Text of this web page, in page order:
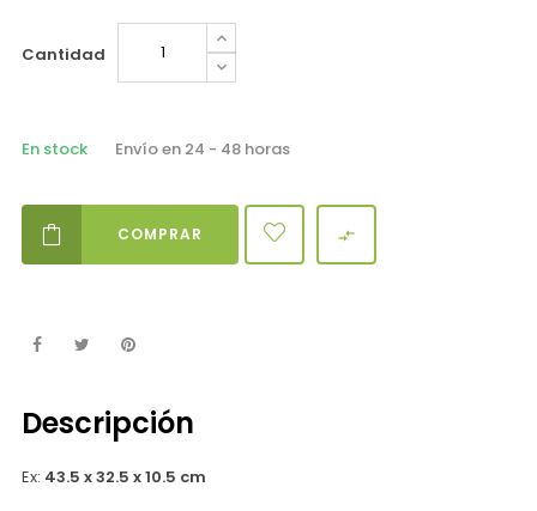
Cantidad
En stock Envío en 24 - 48 horas
COMPRAR 
Descripción
Ex: 43.5 x 32.5 x 10.5 cm